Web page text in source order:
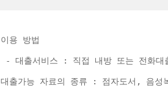
이용 방법
- 대출서비스 : 직접 내방 또는 전화
대출가능 자료의 종류 : 점자도서, 음성